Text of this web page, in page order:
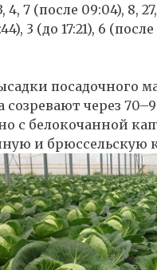
4, 7 (после 09:04), 8,
3 (до 17:21), 6
посадочного
созревают через
с белокочанной
и брюссельскую